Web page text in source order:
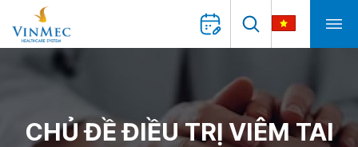
CHỦ ĐỀ ĐIỀU TRỊ VIÊM TAI